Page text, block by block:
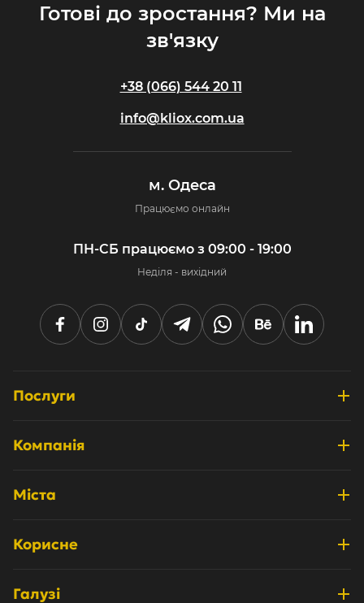
Готові до зростання? Ми на
зв'язку
+38 (066) 544 20 11
info@kliox.com.ua
м. Одеса
Працюємо онлайн
ПН-СБ працюємо з 09:00 - 19:00
Неділя - вихідний
Послуги
Системні інтеграції
Технічна підтримка
Компанія
Кейси
Кар'єра
Міста
Одеса
Львів
Корисне
Галузі